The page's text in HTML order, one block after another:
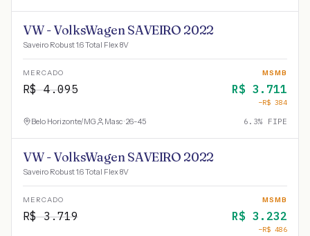
VW - VolksWagen SAVEIRO 2022
Saveiro Robust 1.6 Total Flex 8V
MERCADO
R$4.095
MSMB
R$ 3.711
−R$ 384
Belo Horizonte/MG Masc · 26-45 6.3% FIPE
VW - VolksWagen SAVEIRO 2022
Saveiro Robust 1.6 Total Flex 8V
MERCADO
R$3.719
MSMB
R$ 3.232
−R$ 486